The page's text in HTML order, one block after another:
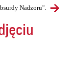
Nadzoru".